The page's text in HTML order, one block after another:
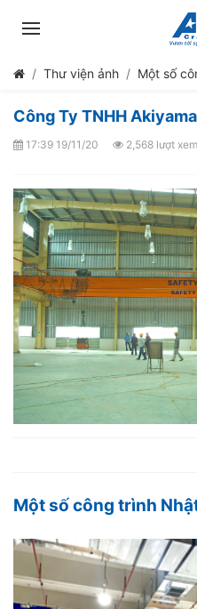
Thư viện ảnh Một số
Công Ty TNHH
17:39 19/11/20 2,568 lượt xem
Một số công trình